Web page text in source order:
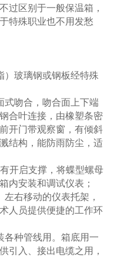
过区别于一般保温箱，
特殊职业也不用发愁
）玻璃钢或钢板经特殊
式吻合，吻合面上下端
合叶连接，由橡塑条密
开门带观察窗，有倾斜
结构，能防雨防尘，适
开启支撑，将蝶型螺母
内安装和调试仪表；
右移动的仪表托架，
人员提供便捷的工作环
各种管线用。箱底用一
引入、接出电缆之用，